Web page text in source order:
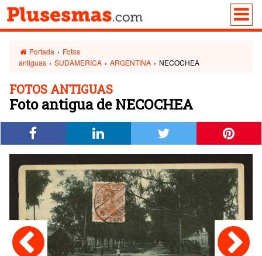
Portada › Fotos
antiguas › SUDAMERICA › ARGENTINA › NECOCHEA
FOTOS ANTIGUAS
Foto antigua de NECOCHEA